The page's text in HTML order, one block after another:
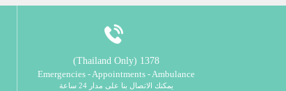
1378 (Thailand Only)
Emergencies - Appointments - Ambulance
يمكنك الاتصال بنا على مدار 24 ساعة